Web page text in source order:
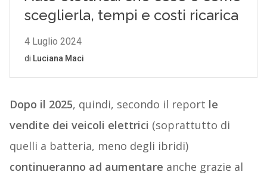
Dopo il 2025, quindi, secondo il report le
vendite dei veicoli elettrici (soprattutto di
quelli a batteria, meno degli ibridi)
continueranno ad aumentare anche grazie al